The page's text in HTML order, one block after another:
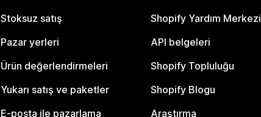
Stoksuz satış
Pazar yerleri
Ürün değerlendirmeleri
Yukarı satış ve paketler
E-posta ile pazarlama
Shopify Yardım Merkezi
API belgeleri
Shopify Topluluğu
Shopify Blogu
Araştırma